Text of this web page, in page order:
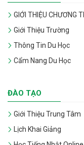
GIỚI THIỆU CHƯƠNG
Giới Thiệu Trường
Thông Tin Du Học
Cẩm Nang Du Học
ĐÀO TẠO
Giới Thiệu Trung Tâm
Lịch Khai Giảng